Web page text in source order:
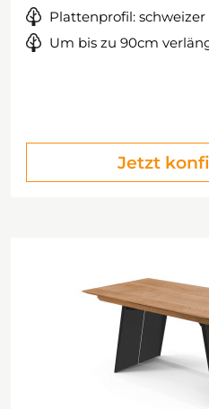
Plattenprofil:
Um bis zu 90cm
Jetzt